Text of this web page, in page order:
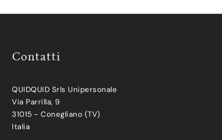
Contatti
QUIDQUID Srls Unipersonale
Via Parrilla, 9
31015 - Conegliano (TV)
Italia